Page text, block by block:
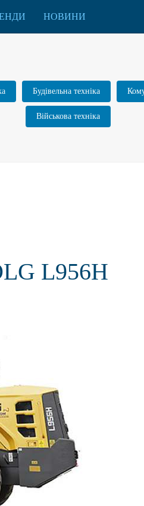
НОВИНИ
Будівельна техніка
Військова техніка
L956H